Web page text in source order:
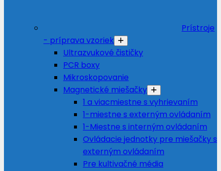
Prístroje
- príprava vzoriek
Ultrazvukové čističky
PCR boxy
Mikroskopovanie
Magnetické miešačky
1 a viacmiestne s vyhrievaním
1-miestne s externým ovládaním
1-Miestne s interným ovládaním
Ovládacie jednotky pre miešačky s
externým ovládaním
Pre kultivačné média